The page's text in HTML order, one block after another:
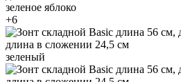
зеленое яблоко
+6
зеленый